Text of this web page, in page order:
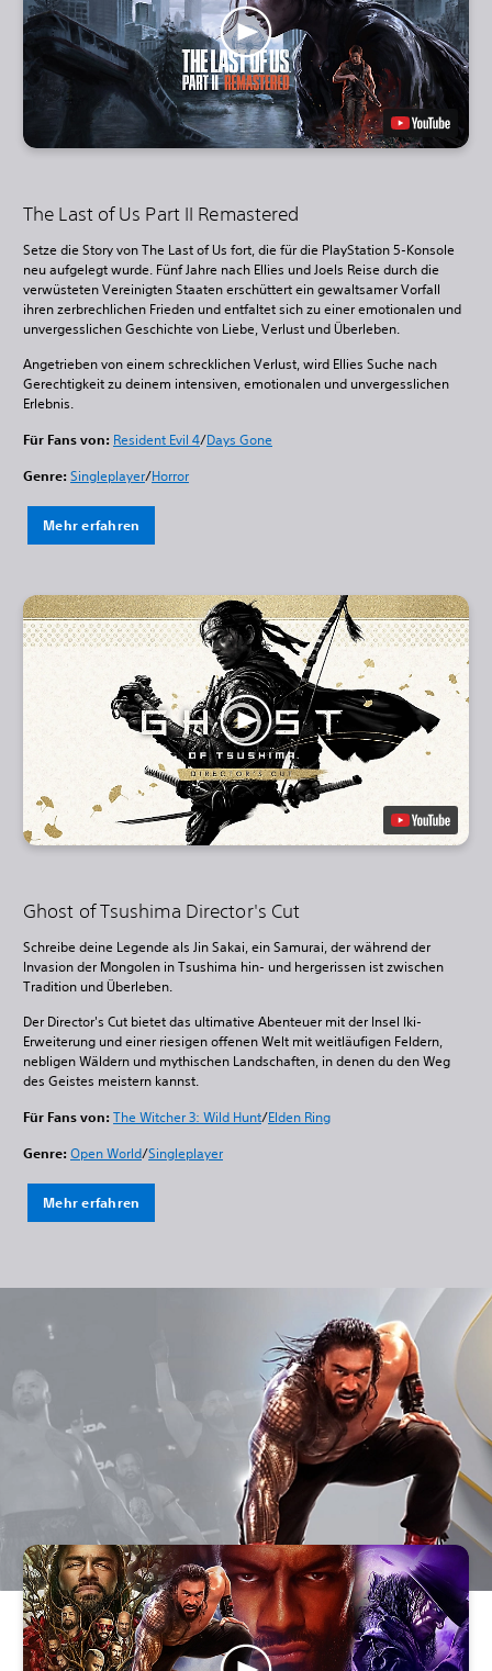
The Last of Us Part II Remastered
Setze die Story von The Last of Us fort, die für die PlayStation 5-Konsole
neu aufgelegt wurde. Fünf Jahre nach Ellies und Joels Reise durch die
verwüsteten Vereinigten Staaten erschüttert ein gewaltsamer Vorfall
ihren zerbrechlichen Frieden und entfaltet sich zu einer emotionalen und
unvergesslichen Geschichte von Liebe, Verlust und Überleben.
Angetrieben von einem schrecklichen Verlust, wird Ellies Suche nach
Gerechtigkeit zu deinem intensiven, emotionalen und unvergesslichen
Erlebnis.
Für Fans von: Resident Evil 4/Days Gone
Genre: Singleplayer/Horror
Mehr erfahren
Ghost of Tsushima Director's Cut
Schreibe deine Legende als Jin Sakai, ein Samurai, der während der
Invasion der Mongolen in Tsushima hin- und hergerissen ist zwischen
Tradition und Überleben.
Der Director's Cut bietet das ultimative Abenteuer mit der Insel Iki-
Erweiterung und einer riesigen offenen Welt mit weitläufigen Feldern,
nebligen Wäldern und mythischen Landschaften, in denen du den Weg
des Geistes meistern kannst.
Für Fans von: The Witcher 3: Wild Hunt/Elden Ring
Genre: Open World/Singleplayer
Mehr erfahren